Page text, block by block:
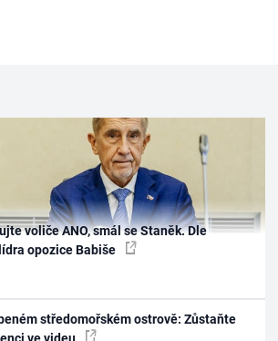
voliče ANO, smál se Staněk. Dle
opozice Babiše
středomořském ostrově: Zůstaňte